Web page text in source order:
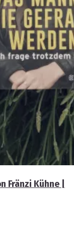
Fränzi Kühne |